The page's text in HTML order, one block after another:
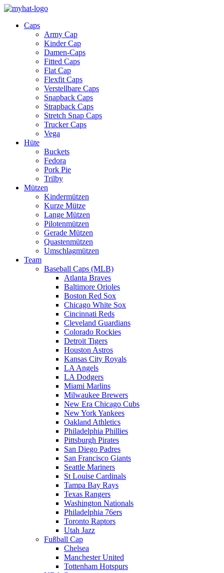
Caps
Army Cap
Kinder Cap
Damen-Caps
Fitted Caps
Flat Cap
Flexfit Caps
Verstellbare Caps
Snapback Caps
Strapback Caps
Stretch Snap Caps
Trucker Caps
Vega
Hüte
Buckets
Fedora
Pork Pie
Trilby
Mützen
Kindermützen
Kurze Mütze
Lange Mützen
Pilotenmützen
Gerade Mützen
Quastenmützen
Umschlagmützen
Team
Baseball Caps (MLB)
Atlanta Braves
Baltimore Orioles
Boston Red Sox
Chicago White Sox
Cincinnati Reds
Cleveland Guardians
Colorado Rockies
Detroit Tigers
Houston Astros
Kansas City Royals
LA Angels
LA Dodgers
Miami Marlins
Milwaukee Brewers
New Era Chicago Cubs
New York Yankees
Oakland Athletics
Philadelphia Phillies
Pittsburgh Pirates
San Diego Padres
San Francisco Giants
Seattle Mariners
St Louise Cardinals
Tampa Bay Rays
Texas Rangers
Washington Nationals
Philadelphia 76ers
Toronto Raptors
Utah Jazz
Fußball Cap
Chelsea
Manchester United
Tottenham Hotspurs